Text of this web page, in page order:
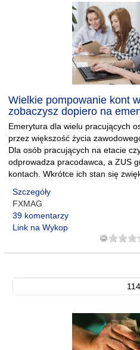
Wielkie pompowanie kont
zobaczysz dopiero na
Emerytura dla wielu pracujących
przez większość życia
Dla osób pracujących na etacie
odprowadza pracodawca, a ZUS
kontach. Wkrótce ich stan się
Szczegóły
FXMAG
39 komentarzy
Link na Wykop
114